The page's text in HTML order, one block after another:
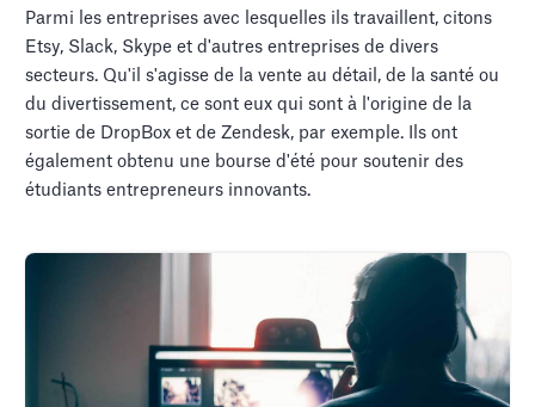
Parmi les entreprises avec lesquelles ils travaillent, citons
Etsy, Slack, Skype et d'autres entreprises de divers
secteurs. Qu'il s'agisse de la vente au détail, de la santé ou
du divertissement, ce sont eux qui sont à l'origine de la
sortie de DropBox et de Zendesk, par exemple. Ils ont
également obtenu une bourse d'été pour soutenir des
étudiants entrepreneurs innovants.